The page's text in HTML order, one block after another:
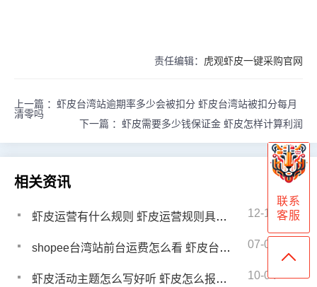
责任编辑： 虎观虾皮一键采购官网
上一篇 ： 虾皮台湾站逾期率多少会被扣分 虾皮台湾站被扣分每月
清零吗
下一篇 ： 虾皮需要多少钱保证金 虾皮怎样计算利润
相关资讯
虾皮运营有什么规则 虾皮运营规则具体有哪些 12-19
shopee台湾站前台运费怎么看 虾皮台湾站前台看运费教程 07-04
虾皮活动主题怎么写好听 虾皮怎么报名平台活动 10-04
联系
客服